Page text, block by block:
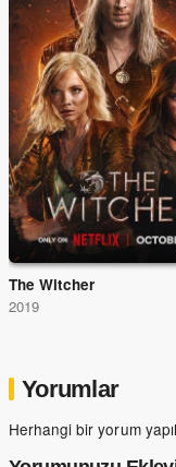
The Witcher
2019
Yorumlar
Herhangi bir yorum